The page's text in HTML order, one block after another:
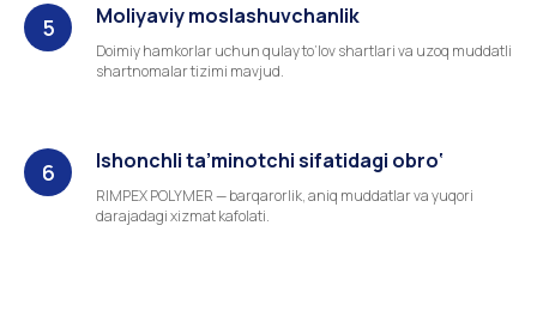
Moliyaviy moslashuvchanlik
Doimiy hamkorlar uchun qulay to‘lov shartlari va uzoq muddatli
shartnomalar tizimi mavjud.
Ishonchli ta’minotchi sifatidagi obro‘
RIMPEX POLYMER — barqarorlik, aniq muddatlar va yuqori
darajadagi xizmat kafolati.